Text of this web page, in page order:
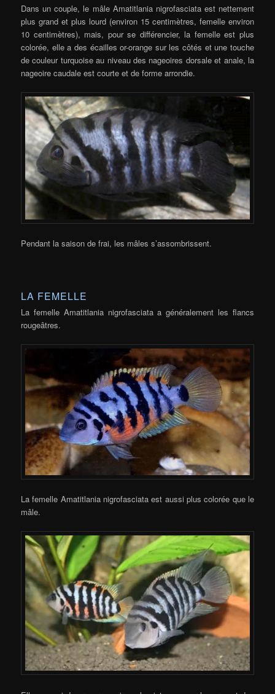
Dans un couple, le mâle Amatitlania nigrofasciata est nettement
plus grand et plus lourd (environ 15 centimètres, femelle environ
10 centimètres), mais, pour se différencier, la femelle est plus
colorée, elle a des écailles or-orange sur les côtés et une touche
de couleur turquoise au niveau des nageoires dorsale et anale, la
nageoire caudale est courte et de forme arrondie.
Pendant la saison de frai, les mâles s’assombrissent.
LA FEMELLE
La femelle Amatitlania nigrofasciata a généralement les flancs
rougeâtres.
La femelle Amatitlania nigrofasciata est aussi plus colorée que le
mâle.